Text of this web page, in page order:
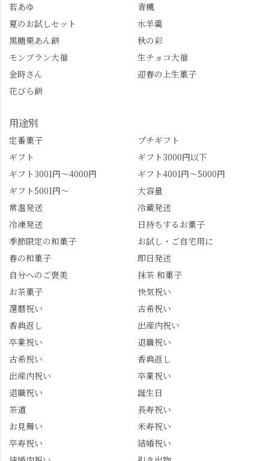
トもすぐに貯まります
し、いろんな特典もあ
していない人はぜひこ
の機会に会員登録もし
てみてね。 みなさんは
この中で気になったも
すめ品ばかりです。よ
かったらぜひこの機会
北川🍡 住所 長岡京市う
ぐいす台1-3 TEL 075-
954-0400 営業時間 10:00
@mizuha_kitagawa #セン
ス長岡京 #SENSE長岡
京公式アンバサダー #み
ずは北川 私のアカウン
グルメをメインに発
信。お店選びの参考な
どにご利用いただける
の情報を詳しく知りた
い人は、下記アカウン
トもあわせてチェック
@sense_nagaokakyo 長岡
京市観光協会
@nagaokakyo_tourism ふ
齢300年超のしだれ
桜。"玉の輿"の語源に
院と徳川綱吉の、教科
書がひっくり返るよう
な再評価のお話まで聞
景、もっと知られてほ
しい！ 🍋締めは「みず
話題のレモンわらび餅
と、夏季限定・竹筒入
り水ようかん「清竹」
んな大満足の笑顔😋 さ
らに日高さんから、な
かの邸の珈琲パックと
小倉山荘のお菓子のサ
で🎁最後の最後まで"お
もてなし"の心を教えて
いただきました。 プロ
ドライバーならではの
ルート取り、駐車場事
情、お客様を飽きさせ
ない語り口…。楽しみ
ながら学びっぱなしの
のガイド活動にしっか
り活かしていきます💪
西山、ほんまにええと
こです。次はあなたを
若あゆ
青楓
夏のお試しセット
水羊羹
黒糖栗あん餅
秋の彩
モンブラン大福
生チョコ大福
金時さん
迎春の上生菓子
花びら餅
用途別
定番菓子
プチギフト
ギフト
ギフト3000円以下
ギフト3001円～4000円
ギフト4001円～5000円
ギフト5001円～
大容量
常温発送
冷蔵発送
冷凍発送
日持ちするお菓子
季節限定の和菓子
お試し・ご自宅用に
春の和菓子
即日発送
自分へのご褒美
抹茶 和菓子
お茶菓子
快気祝い
還暦祝い
古希祝い
香典返し
出産内祝い
卒業祝い
退職祝い
古希祝い
香典返し
出産内祝い
卒業祝い
退職祝い
誕生日
茶道
長寿祝い
お見舞い
米寿祝い
卒寿祝い
結婚祝い